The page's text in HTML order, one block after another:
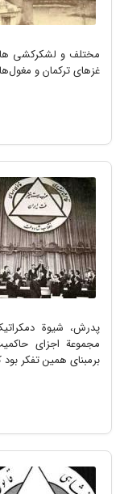
مختلف و لشکرکشی ها
غزهای ترکمان و مغول‌ها
پدرش، شیوة
مجموعة اجزای
برمبنای همین تفکر بود